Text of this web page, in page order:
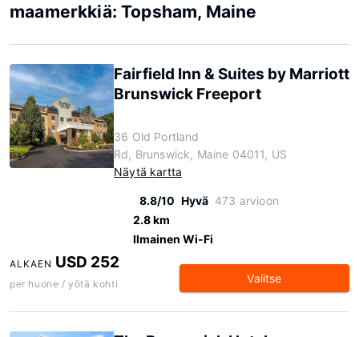
maamerkkiä: Topsham, Maine
Fairfield Inn & Suites by Marriott
Brunswick Freeport
36 Old Portland
Rd, Brunswick, Maine 04011, US
Näytä kartta
8.8/10 Hyvä 473 arvioon
2.8 km
Ilmainen Wi-Fi
ALKAEN USD 252
per huone / yötä kohti Valitse